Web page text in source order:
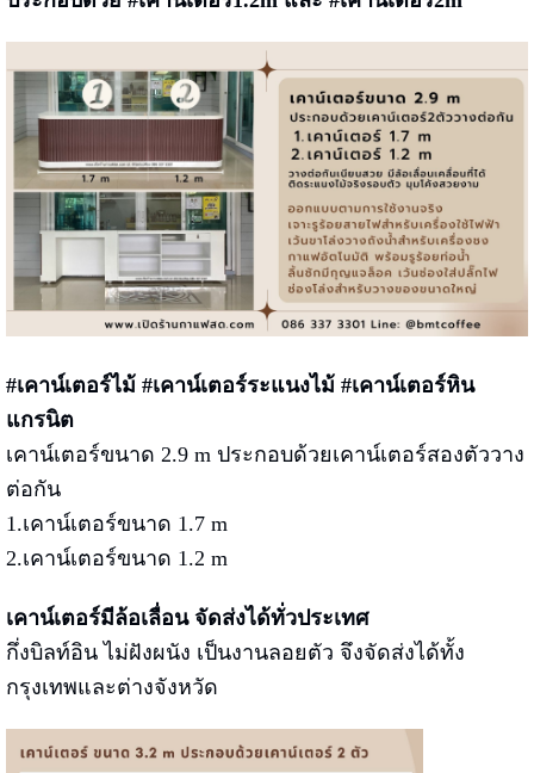
#เคาน์เตอร์ไม้ #เคาน์เตอร์ระแนงไม้ #เคาน์เตอร์หิน
แกรนิต
เคาน์เตอร์ขนาด 2.9 m ประกอบด้วยเคาน์เตอร์สองตัววาง
ต่อกัน
1.เคาน์เตอร์ขนาด 1.7 m
2.เคาน์เตอร์ขนาด 1.2 m
เคาน์เตอร์มีล้อเลื่อน จัดส่งได้ทั่วประเทศ
กึ่งบิลท์อิน ไม่ฝังผนัง เป็นงานลอยตัว จึงจัดส่งได้ทั้ง
กรุงเทพและต่างจังหวัด